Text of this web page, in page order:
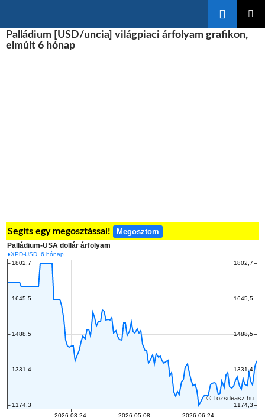
MENÜ
A
TARTALOMBA
Palládium [USD/uncia] világpiaci árfolyam grafikon,
elmúlt 6 hónap
Segíts egy megosztással! Megosztom